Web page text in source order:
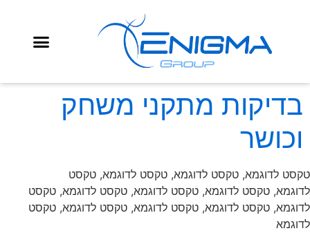
בדיקות מתקני משחק
וכושר
טקסט לדוגמא, טקסט לדוגמא, טקסט לדוגמא, טקסט
לדוגמא, טקסט לדוגמא, טקסט לדוגמא, טקסט לדוגמא, טקסט
לדוגמא, טקסט לדוגמא, טקסט לדוגמא, טקסט לדוגמא, טקסט
לדוגמא